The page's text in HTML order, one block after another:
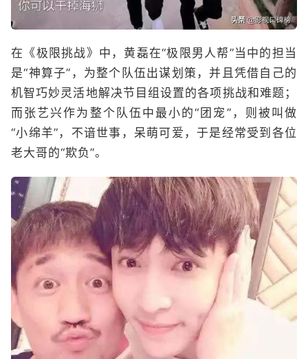
在《极限挑战》中，黄磊在“极限男人帮”当中的担当
是“神算子”，为整个队伍出谋划策，并且凭借自己的
机智巧妙灵活地解决节目组设置的各项挑战和难题；
而张艺兴作为整个队伍中最小的“团宠”，则被叫做
“小绵羊”，不谙世事，呆萌可爱，于是经常受到各位
老大哥的“欺负”。